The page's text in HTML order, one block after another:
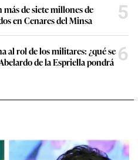
de siete millones de
en Cenares del Minsa
5
al rol de los militares: ¿qué se
de la Espriella pondrá 6